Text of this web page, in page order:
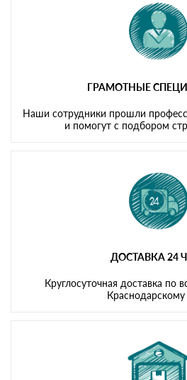
ГРАМОТНЫЕ
Наши сотрудники прошли
и помогут с подбором
ДОСТАВКА 24
Круглосуточная доставка по